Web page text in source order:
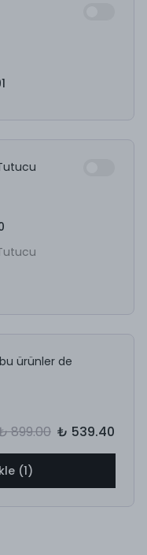
ürünler de
899.00 ₺ 539.40
(1)